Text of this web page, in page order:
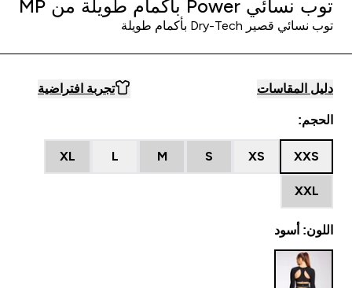
توب نسائي Power بأكمام طويلة من MP
توب نسائي قصير Dry-Tech بأكمام طويلة
دليل المقاسات تجربة افتراضية
الحجم:
XXS
XS
S
M
L
XL
XXL
اللون: أسود